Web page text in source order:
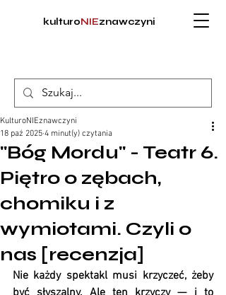
kulturoNIEznawczyni
"Bóg Mordu" - Teatr 6.
Piętro o zębach,
chomiku i z
wymiotami. Czyli o
nas [recenzja]
KulturoNIEznawczyni
18 paź 2025 4 minut(y) czytania
Nie każdy spektakl musi krzyczeć, żeby